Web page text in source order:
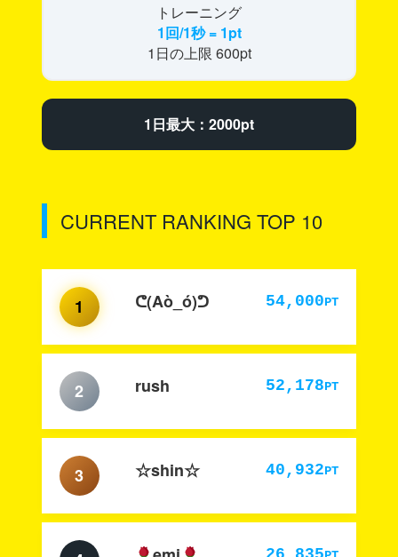
トレーニング
1回/1秒 = 1pt
1日の上限 600pt
1日最大：2000pt
CURRENT RANKING TOP 10
1 ᕦ(Aò_ó)ᕤ 54,000PT
2 rush 52,178PT
3 ☆shin☆ 40,932PT